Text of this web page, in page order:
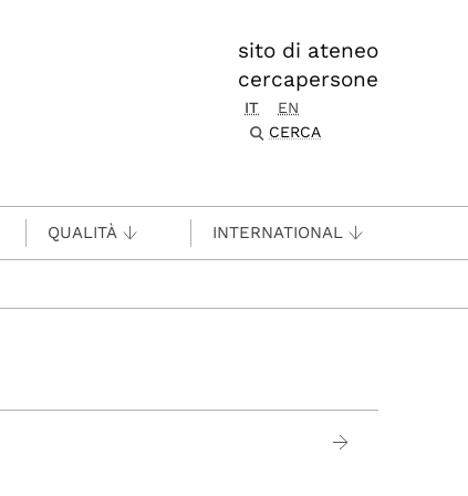
sito di ateneo
cercapersone
IT
EN
CERCA
QUALITÀ INTERNATIONAL